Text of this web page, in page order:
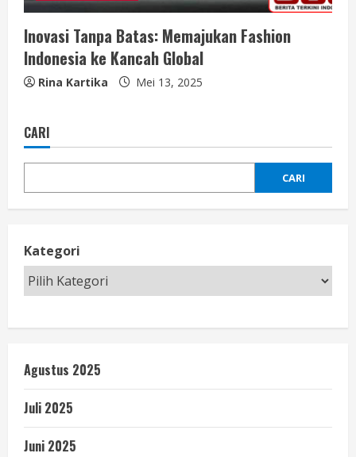
Inovasi Tanpa Batas: Memajukan Fashion
Indonesia ke Kancah Global
Rina Kartika Mei 13, 2025
CARI
CARI
Kategori
Agustus 2025
Juli 2025
Juni 2025